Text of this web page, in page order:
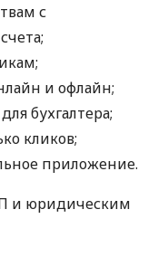
с
и офлайн;
бухгалтера;
кликов;
приложение.
и юридическим